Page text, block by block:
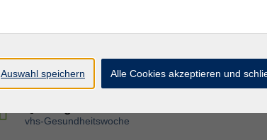
vhs-Gesundheitswoche
Auswahl speichern Alle Cookies akzeptieren und